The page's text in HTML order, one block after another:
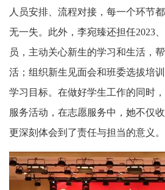
人员安排、流程对接，每一个环节
无一失。此外，李宛臻还担任2023
员，主动关心新生的学习和生活，
活；组织新生见面会和班委选拔培
学习目标。在做好学生工作的同时
服务活动，在志愿服务中，她不仅
更深刻体会到了责任与担当的意义。